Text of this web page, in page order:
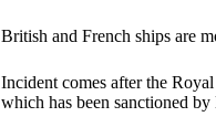
British and French ships are
Incident comes after the
which has been sanctioned